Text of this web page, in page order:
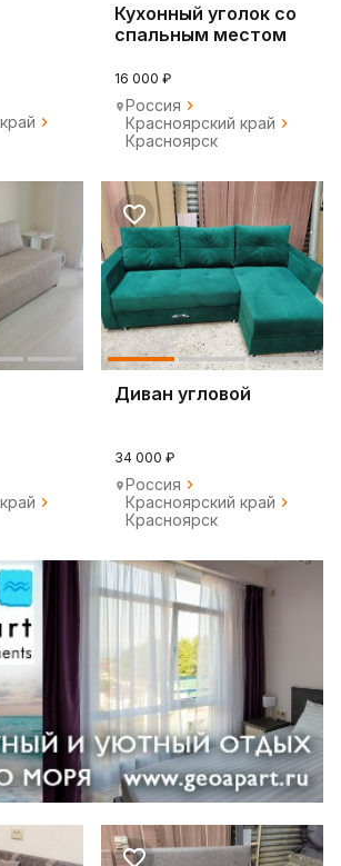
Кухонный уголок со
спальным местом
16 000 ₽
Россия
Красноярский край
Красноярск
Диван угловой
34 000 ₽
Россия
Красноярский край
Красноярск